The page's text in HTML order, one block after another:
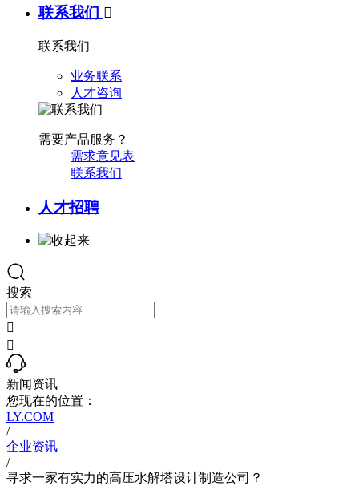
联系我们 
联系我们
业务联系
人才咨询
需要产品服务？
需求意见表
联系我们
人才招聘
搜索


新闻资讯
您现在的位置：
LY.COM
/
企业资讯
/
寻求一家有实力的高压水解塔设计制造公司？